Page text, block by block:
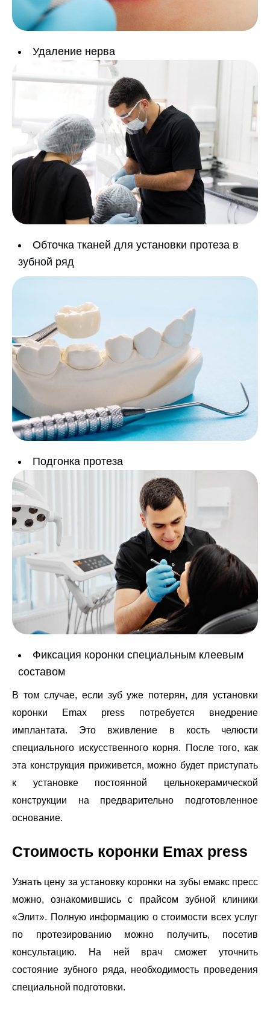
Удаление нерва
Обточка тканей для установки протеза в
зубной ряд
Подгонка протеза
Фиксация коронки специальным клеевым
составом
В том случае, если зуб уже потерян, для установки
коронки Emax press потребуется внедрение
имплантата. Это вживление в кость челюсти
специального искусственного корня. После того, как
эта конструкция приживется, можно будет приступать
к установке постоянной цельнокерамической
конструкции на предварительно подготовленное
основание.
Стоимость коронки Emax press
Узнать цену за установку коронки на зубы емакс пресс
можно, ознакомившись с прайсом зубной клиники
«Элит». Полную информацию о стоимости всех услуг
по протезированию можно получить, посетив
консультацию. На ней врач сможет уточнить
состояние зубного ряда, необходимость проведения
специальной подготовки.